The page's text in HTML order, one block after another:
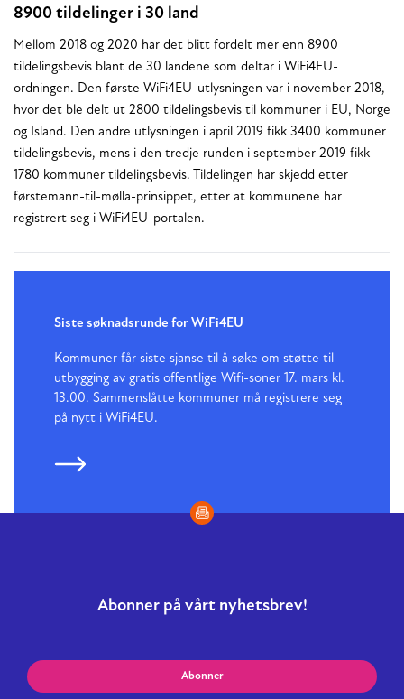
8900 tildelinger i 30 land
Mellom 2018 og 2020 har det blitt fordelt mer enn 8900
tildelingsbevis blant de 30 landene som deltar i WiFi4EU-
ordningen. Den første WiFi4EU-utlysningen var i november 2018,
hvor det ble delt ut 2800 tildelingsbevis til kommuner i EU, Norge
og Island. Den andre utlysningen i april 2019 fikk 3400 kommuner
tildelingsbevis, mens i den tredje runden i september 2019 fikk
1780 kommuner tildelingsbevis. Tildelingen har skjedd etter
førstemann-til-mølla-prinsippet, etter at kommunene har
registrert seg i WiFi4EU-portalen.
Siste søknadsrunde for WiFi4EU
Kommuner får siste sjanse til å søke om støtte til
utbygging av gratis offentlige Wifi-soner 17. mars kl.
13.00. Sammenslåtte kommuner må registrere seg
på nytt i WiFi4EU.
Abonner på vårt nyhetsbrev!
Abonner